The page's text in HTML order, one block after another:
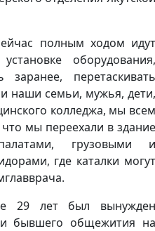
полным ходом идут
оборудования,
перетаскивать
наши семьи, мужья, дети,
колледжа, мы всем
мы переехали в здание
грузовыми и
где каталки могут
29 лет был вынужден
бывшего общежития на